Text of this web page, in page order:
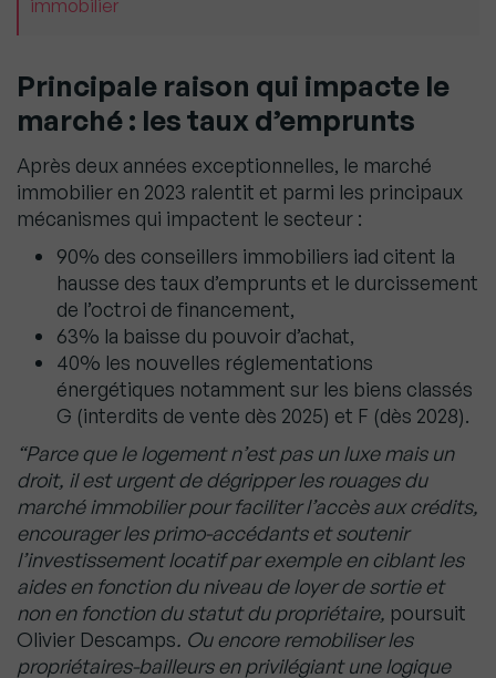
immobilier
Principale raison qui impacte le
marché : les taux d’emprunts
Après deux années exceptionnelles, le marché
immobilier en 2023 ralentit et parmi les principaux
mécanismes qui impactent le secteur :
90% des conseillers immobiliers iad citent la
hausse des taux d’emprunts et le durcissement
de l’octroi de financement,
63% la baisse du pouvoir d’achat,
40% les nouvelles réglementations
énergétiques notamment sur les biens classés
G (interdits de vente dès 2025) et F (dès 2028).
“Parce que le logement n’est pas un luxe mais un
droit, il est urgent de dégripper les rouages du
marché immobilier pour faciliter l’accès aux crédits,
encourager les primo-accédants et soutenir
l’investissement locatif par exemple en ciblant les
aides en fonction du niveau de loyer de sortie et
non en fonction du statut du propriétaire, poursuit
Olivier Descamps. Ou encore remobiliser les
propriétaires-bailleurs en privilégiant une logique